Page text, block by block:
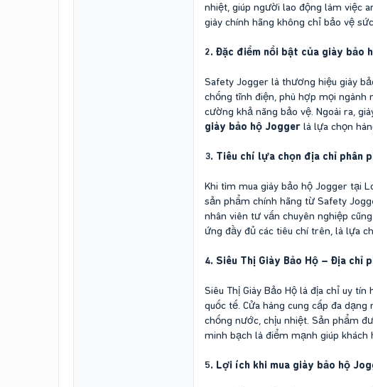
nhiệt, giúp người lao động làm việc
giày chính hãng không chỉ bảo vệ
2. Đặc điểm nổi bật của giày bảo
Safety Jogger là thương hiệu giày
chống tĩnh điện, phù hợp mọi
cường khả năng bảo vệ. Ngoài ra,
giày bảo hộ Jogger là lựa chọn
3. Tiêu chí lựa chọn địa chỉ phân
Khi tìm mua giày bảo hộ Jogger tại
sản phẩm chính hãng từ Safety
nhân viên tư vấn chuyên nghiệp
ứng đầy đủ các tiêu chí trên, là lựa
4. Siêu Thị Giày Bảo Hộ – Địa
Siêu Thị Giày Bảo Hộ là địa chỉ uy
quốc tế. Cửa hàng cung cấp đa
chống nước, chịu nhiệt. Sản phẩm
minh bạch là điểm mạnh giúp khách
5. Lợi ích khi mua giày bảo hộ